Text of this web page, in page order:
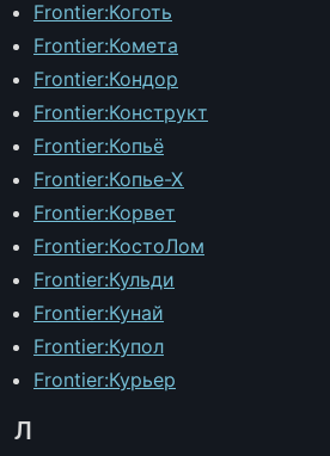
Frontier:Коготь
Frontier:Комета
Frontier:Кондор
Frontier:Конструкт
Frontier:Копьё
Frontier:Копье-Х
Frontier:Корвет
Frontier:КостоЛом
Frontier:Кульди
Frontier:Кунай
Frontier:Купол
Frontier:Курьер
Л